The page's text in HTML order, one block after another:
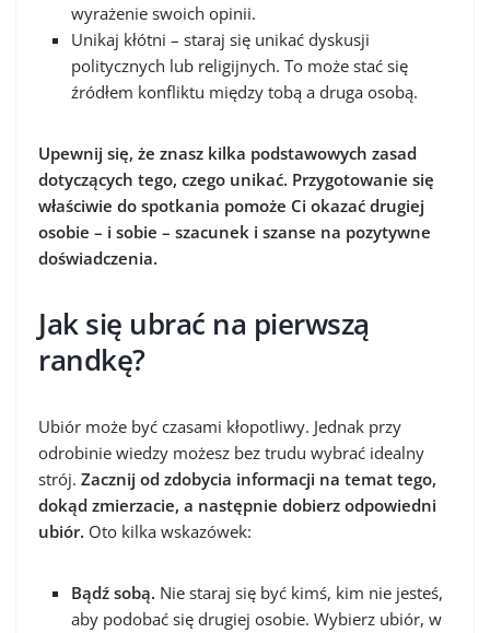
wyrażenie swoich opinii.
Unikaj kłótni – staraj się unikać dyskusji
politycznych lub religijnych. To może stać się
źródłem konfliktu między tobą a druga osobą.
Upewnij się, że znasz kilka podstawowych zasad
dotyczących tego, czego unikać. Przygotowanie się
właściwie do spotkania pomoże Ci okazać drugiej
osobie – i sobie – szacunek i szanse na pozytywne
doświadczenia.
Jak się ubrać na pierwszą
randkę?
Ubiór może być czasami kłopotliwy. Jednak przy
odrobinie wiedzy możesz bez trudu wybrać idealny
strój. Zacznij od zdobycia informacji na temat tego,
dokąd zmierzacie, a następnie dobierz odpowiedni
ubiór. Oto kilka wskazówek:
Bądź sobą. Nie staraj się być kimś, kim nie jesteś,
aby podobać się drugiej osobie. Wybierz ubiór, w